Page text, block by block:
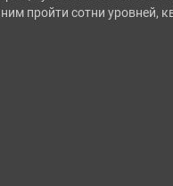
пройти сотни уровней,